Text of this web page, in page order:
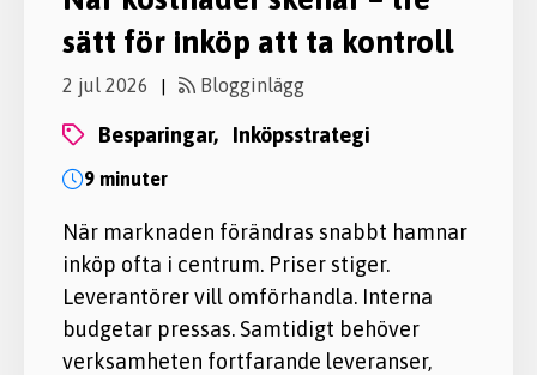
sätt för inköp att ta kontroll
2 jul 2026 | Blogginlägg
besparingar, inköpsstrategi
9 minuter
När marknaden förändras snabbt hamnar
inköp ofta i centrum. Priser stiger.
Leverantörer vill omförhandla. Interna
budgetar pressas. Samtidigt behöver
verksamheten fortfarande leveranser,